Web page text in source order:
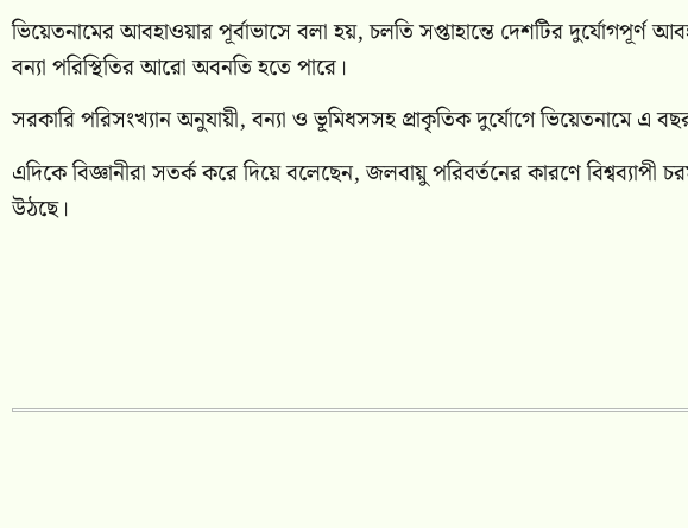
ভিয়েতনামের আবহাওয়ার পূর্বাভাসে বলা হয়, চলতি সপ্তাহান্তে দেশটির দুর্যোগপূর্ণ
বন্যা পরিস্থিতির আরো অবনতি হতে পারে।
সরকারি পরিসংখ্যান অনুযায়ী, বন্যা ও ভূমিধসসহ প্রাকৃতিক দুর্যোগে ভিয়েতনামে এ
এদিকে বিজ্ঞানীরা সতর্ক করে দিয়ে বলেছেন, জলবায়ু পরিবর্তনের কারণে
উঠছে।